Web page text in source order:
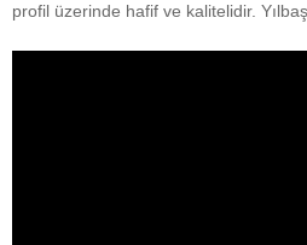
profil üzerinde hafif ve kalitelidir.